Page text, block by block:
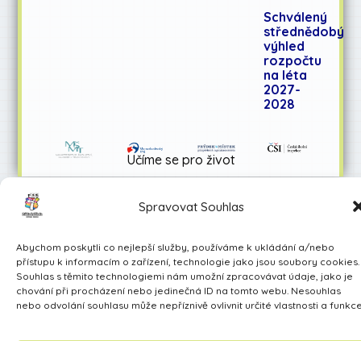
Spravovat Souhlas
Abychom poskytli co nejlepší služby, používáme k ukládání a/nebo
přístupu k informacím o zařízení, technologie jako jsou soubory cookies.
Souhlas s těmito technologiemi nám umožní zpracovávat údaje, jako je
chování při procházení nebo jedinečná ID na tomto webu. Nesouhlas
nebo odvolání souhlasu může nepříznivě ovlivnit určité vlastnosti a
Schválený
střednědobý
výhled
rozpočtu
na léta
2027-
2028
Učíme se pro život